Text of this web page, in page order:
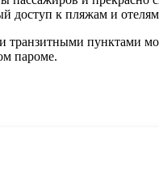
доступ к пляжам и
транзитными пунктами
пароме.